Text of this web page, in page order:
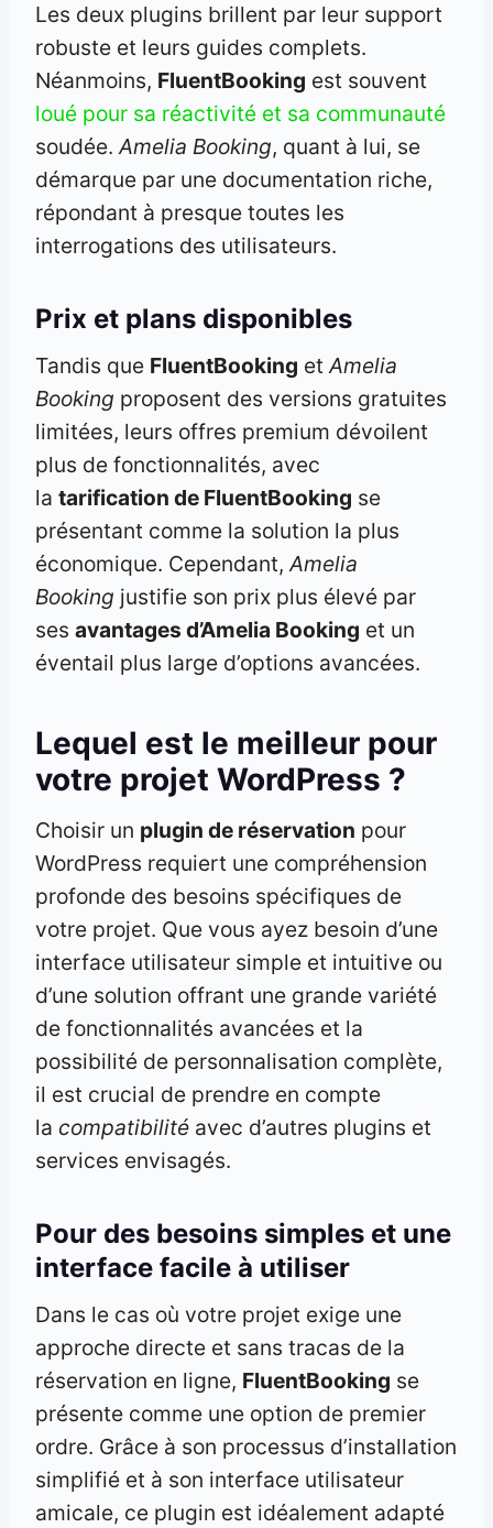
Les deux plugins brillent par leur support
robuste et leurs guides complets.
Néanmoins, FluentBooking est souvent
loué pour sa réactivité et sa communauté
soudée. Amelia Booking, quant à lui, se
démarque par une documentation riche,
répondant à presque toutes les
interrogations des utilisateurs.
Prix et plans disponibles
Tandis que FluentBooking et Amelia
Booking proposent des versions gratuites
limitées, leurs offres premium dévoilent
plus de fonctionnalités, avec
la tarification de FluentBooking se
présentant comme la solution la plus
économique. Cependant, Amelia
Booking justifie son prix plus élevé par
ses avantages d’Amelia Booking et un
éventail plus large d’options avancées.
Lequel est le meilleur pour
votre projet WordPress ?
Choisir un plugin de réservation pour
WordPress requiert une compréhension
profonde des besoins spécifiques de
votre projet. Que vous ayez besoin d’une
interface utilisateur simple et intuitive ou
d’une solution offrant une grande variété
de fonctionnalités avancées et la
possibilité de personnalisation complète,
il est crucial de prendre en compte
la compatibilité avec d’autres plugins et
services envisagés.
Pour des besoins simples et une
interface facile à utiliser
Dans le cas où votre projet exige une
approche directe et sans tracas de la
réservation en ligne, FluentBooking se
présente comme une option de premier
ordre. Grâce à son processus d’installation
simplifié et à son interface utilisateur
amicale, ce plugin est idéalement adapté